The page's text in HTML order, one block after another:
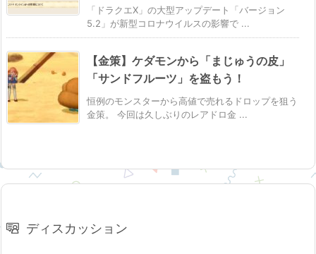
「ドラクエX」の大型アップデート「バージョン
5.2」が新型コロナウイルスの影響で ...
【金策】ケダモンから「まじゅうの皮」
「サンドフルーツ」を盗もう！
恒例のモンスターから高値で売れるドロップを狙う
金策。 今回は久しぶりのレアドロ金 ...
ディスカッション